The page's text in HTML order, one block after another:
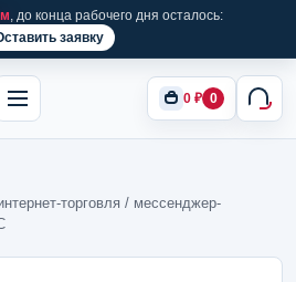
, до конца рабочего дня осталось:
заявку
0 ₽ 0
торговля / мессенджер-